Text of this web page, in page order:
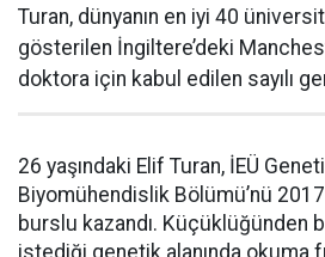
Turan, dünyanın en iyi 40
gösterilen İngiltere’deki
doktora için kabul edilen sayılı
26 yaşındaki Elif Turan, İEÜ
Biyomühendislik Bölümü’nü 2017
burslu kazandı. Küçüklüğünden
istediği genetik alanında okuma